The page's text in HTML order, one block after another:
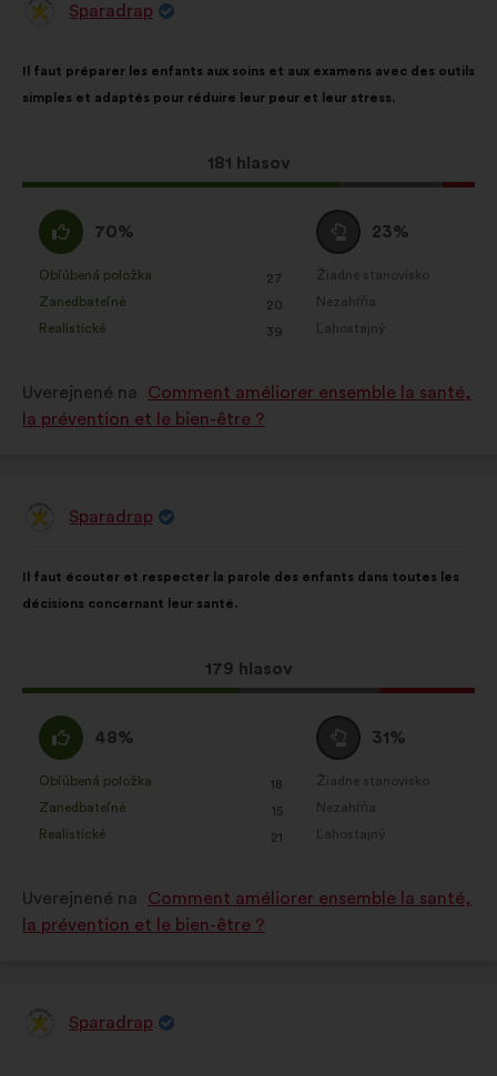
Návrh: Sparadrap
návrhu:
Il faut préparer les enfants aux soins et aux examens avec des outils
simples et adaptés pour réduire leur peur et leur stress.
Tento
návrh
181 hlasov
rozdelením:
Súhlasím
:
70%
Obľúbená položka
: 27
krát
Zanedbateľné
: 20
krát
Realistické
: 39
krát
Neutrálny
hlas
:
23%
Žiadne stanovisko
:krát
Nezahŕňa
:krát
Ľahostajný
:krát
Uverejnené na
Comment améliorer ensemble la santé,
la prévention et le bien-être ?
Návrh: Sparadrap
návrhu:
Il faut écouter et respecter la parole des enfants dans toutes les
décisions concernant leur santé.
Tento
návrh
179 hlasov
rozdelením:
Súhlasím
:
48%
Obľúbená položka
: 18
krát
Zanedbateľné
: 15
krát
Realistické
: 21
krát
Neutrálny
hlas
:
31%
Žiadne stanovisko
:krát
Nezahŕňa
:krát
Ľahostajný
:krát
Uverejnené na
Comment améliorer ensemble la santé,
la prévention et le bien-être ?
Návrh: Sparadrap